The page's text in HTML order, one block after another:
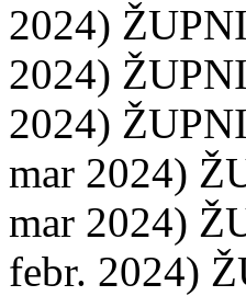
2024)
2024)
2024)
mar 2024)
mar 2024)
febr. 2024)